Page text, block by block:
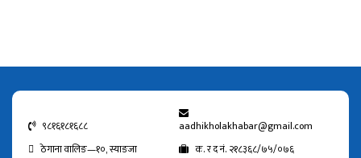
९८१६१८१६८८
aadhikholakhabar@gmail.com
ठेगाना वालिङ—१०, स्याङजा
क. र द नं. २१८३६८/७५/०७६